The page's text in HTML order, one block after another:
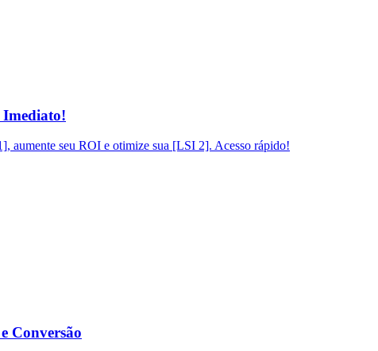
Imediato!
seu ROI e otimize sua [LSI 2]. Acesso rápido!
Conversão